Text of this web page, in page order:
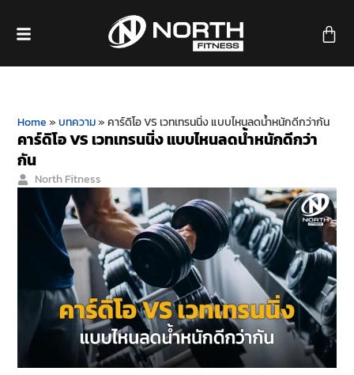
Home »บทความ»คาร์ดิโอ VS เวทเทรนนิ่ง แบบไหนลดน้ำหนักดีกว่ากัน
คาร์ดิโอ VS เวทเทรนนิ่ง แบบไหนลดน้ำหนักดีกว่า
กัน
North Fitness